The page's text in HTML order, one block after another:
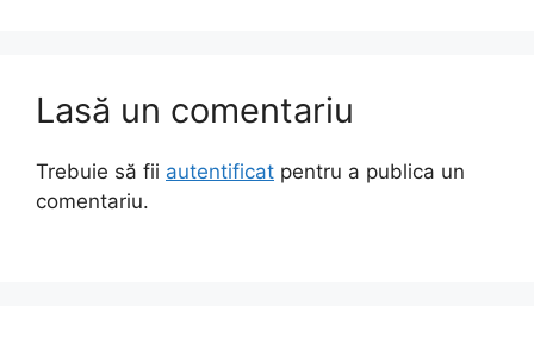
Lasă un comentariu
Trebuie să fii autentificat pentru a publica un
comentariu.